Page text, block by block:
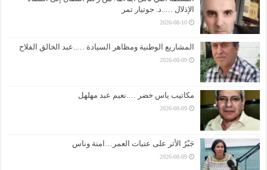
الإذلال …..د. جوتيار تمر
2026-08-10
المشاريع الوطنية ومظاهر السيادة …..عبد الخالق الفلاح
2026-08-09
مكاتيب ياس خضر ….نعيم عبد مهلهل
2026-08-09
جَبْرُ الأثر على عتبات العمر…امنة وناس
2026-08-09